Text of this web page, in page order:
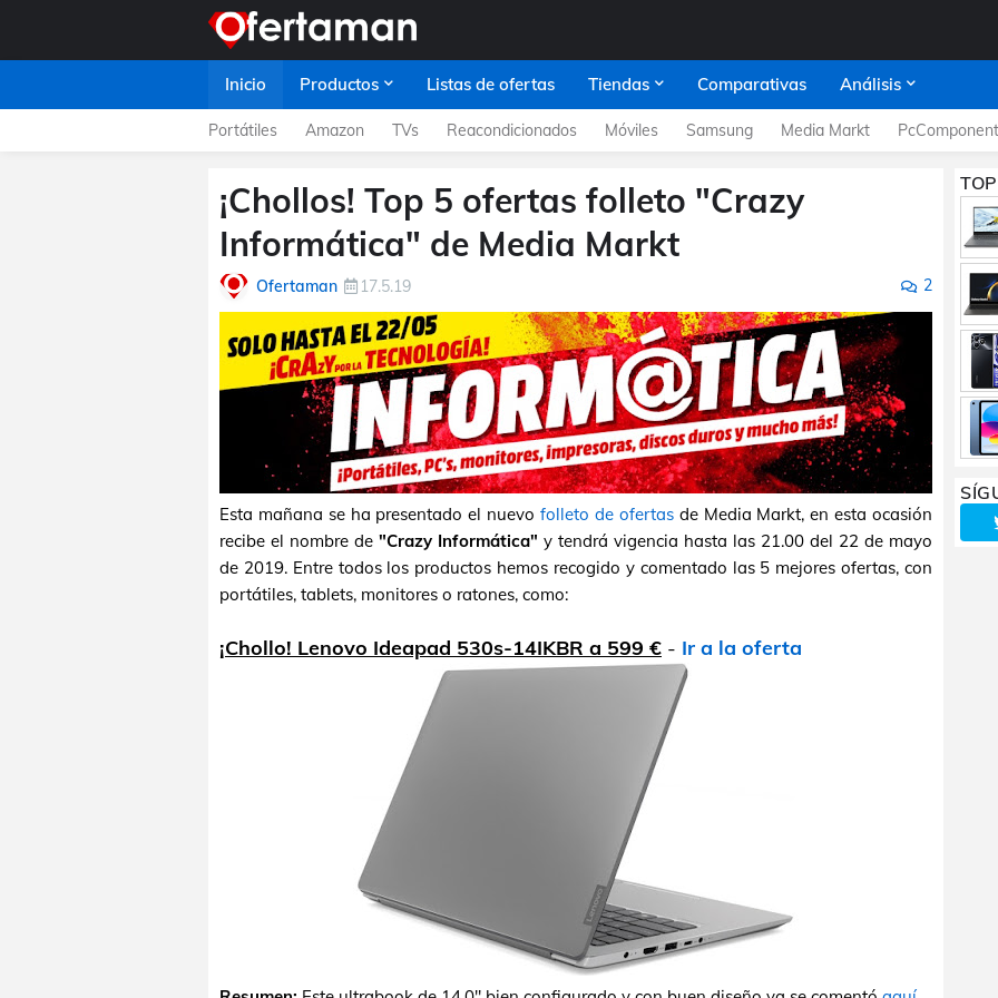
Inicio Productos Listas de ofertas Tiendas Comparativas Análisis
Portátiles Amazon TVs Reacondicionados Móviles Samsung Media Markt
¡Chollos! Top 5 ofertas folleto "Crazy
Informática" de Media Markt
Ofertaman 17.5.19 2
Esta mañana se ha presentado el nuevofolleto de ofertasde Media Markt, en esta ocasión
recibe el nombre de "Crazy Informática" y tendrá vigencia hasta las 21.00 del 22 de mayo
de 2019. Entre todos los productos hemos recogido y comentado las 5 mejores ofertas, con
portátiles, tablets, monitores o ratones, como:
¡Chollo! Lenovo Ideapad 530s-14IKBR a 599 € - Ir a la oferta